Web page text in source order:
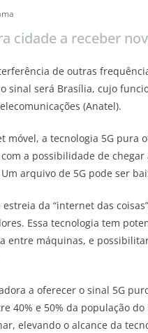
cidade a receber
de outras
sinal será Brasília, cujo
(Anatel).
móvel, a tecnologia 5G pura
a possibilidade de
arquivo de 5G pode ser
da “internet das
Essa tecnologia tem
entre máquinas, e
a oferecer o sinal 5G
40% e 50% da população
elevando o alcance da